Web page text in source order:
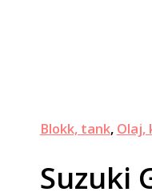
Blokk, tank, Olaj,
Suzuki